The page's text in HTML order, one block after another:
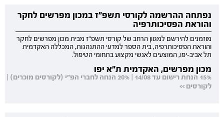
נפתחה ההרשמה לקורסי תשפ"ז במכון מפרשים לחקר
והוראת הפסיכותרפיה
מוזמנים להירשם למגוון הרחב של קורסי תשפ"ז מבית מכון מפרשים לחקר
והוראת הפסיכותרפיה, בית הספר למדעי ההתנהגות, המכללה האקדמית
תל אביב-יפו, המוצעים לאנשי מקצוע בתחומי הטיפול.
מכון מפרשים, האקדמית ת"א יפו
15% הנחת רישום עד 14/08 | 20% הנחה לחברי הפ"י (לקורסים מוכרים) |
לקורסים >>